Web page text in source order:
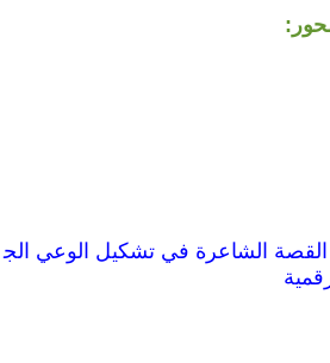
القصة الشاعرة في تشكيل الوعي الج